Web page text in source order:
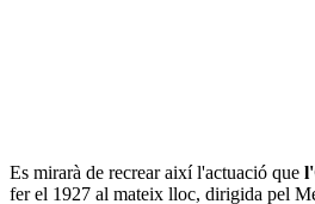
Es mirarà de recrear així l'actuació que
fer el 1927 al mateix lloc, dirigida pel